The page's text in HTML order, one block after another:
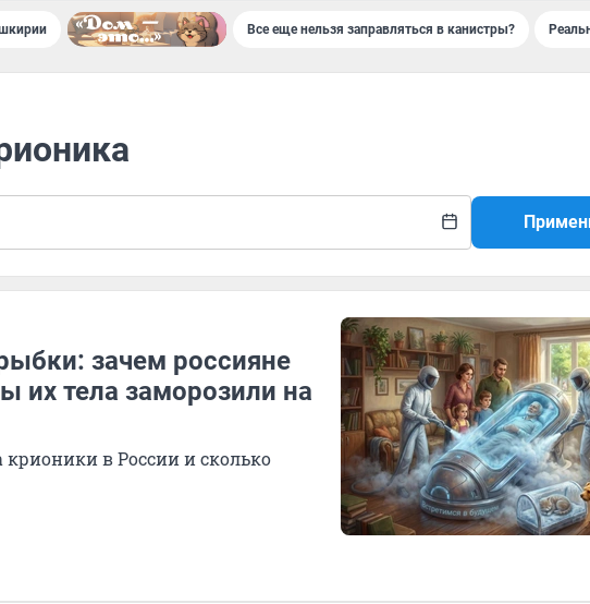
Все еще нельзя заправляться в канистры?
зачем россияне
их тела заморозили на
крионики в России и сколько